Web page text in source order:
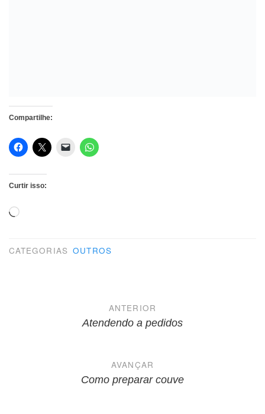
Compartilhe:
Curtir isso:
Carregando...
CATEGORIAS OUTROS
NavegaçãoANTERIOR
Atendendo a pedidos
AVANÇAR
Como preparar couve